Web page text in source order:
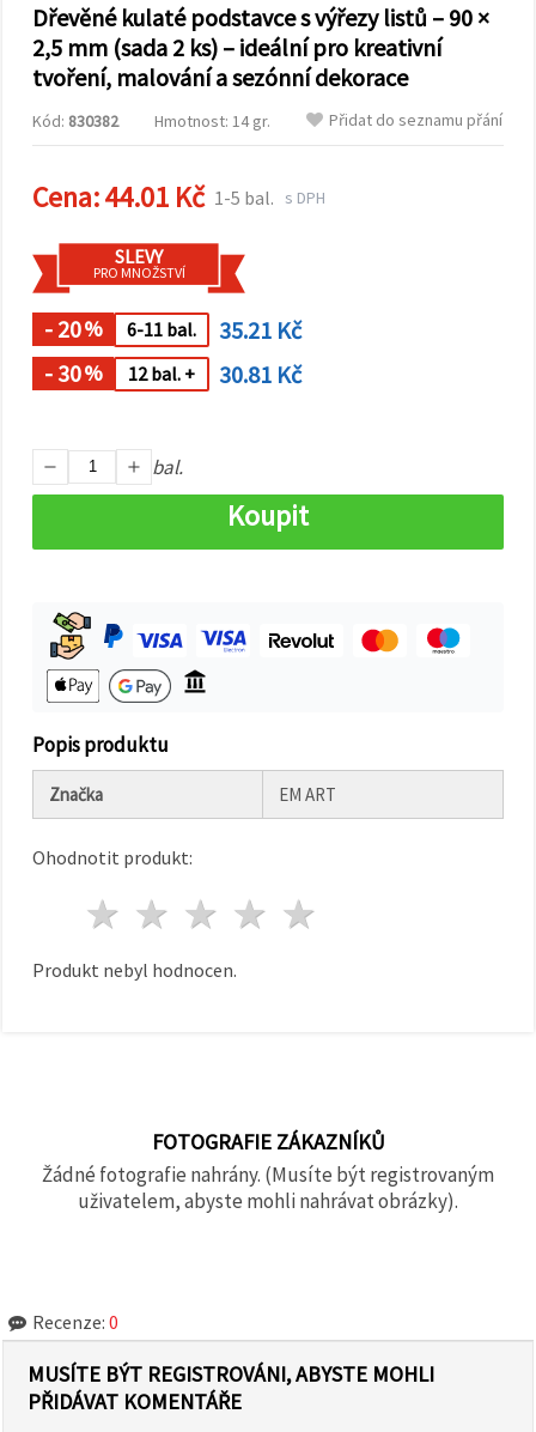
Můžete
použitím
všech
cookies
kliknutím
"Přijmout
můžete
uvést své
Nastavení
výběrem
daného
cookies a
kliknutím
na tlačítko
"Uložit"
vše
Dřevěné kulaté podstavce s výřezy listů – 90 ×
2,5 mm (sada 2 ks) – ideální pro kreativní
tvoření, malování a sezónní dekorace
Kód: 830382 Hmotnost: 14 gr. Přidat do seznamu přání
Cena:44.01 Kč 1-5 bal. s DPH
SLEVY
PRO MNOŽSTVÍ
- 20% 6-11 bal.
35.21 Kč
- 30% 12 bal. + 30.81 Kč
bal.
Koupit
Popis produktu
Značka EM ART
Ohodnotit produkt:
4 hvězdy
3 hvězdy
2 hvězdy
1 hvězda
Produkt nebyl hodnocen.
FOTOGRAFIE ZÁKAZNÍKŮ
Žádné fotografie nahrány. (Musíte být registrovaným
uživatelem, abyste mohli nahrávat obrázky).
Recenze: 0
MUSÍTE BÝT REGISTROVÁNI, ABYSTE MOHLI
PŘIDÁVAT KOMENTÁŘE